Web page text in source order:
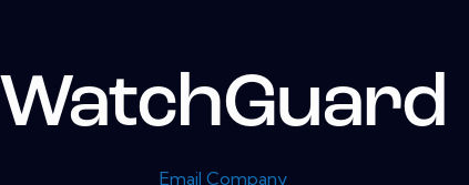
WatchGuard
Email Company